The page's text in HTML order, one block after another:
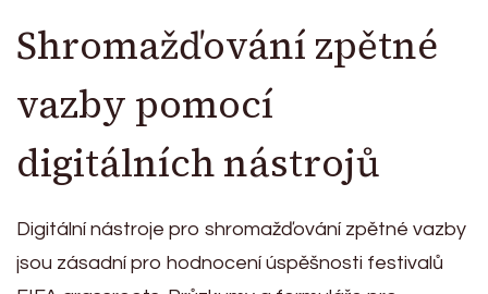
Shromažďování zpětné
vazby pomocí
digitálních nástrojů
Digitální nástroje pro shromažďování zpětné vazby
jsou zásadní pro hodnocení úspěšnosti festivalů